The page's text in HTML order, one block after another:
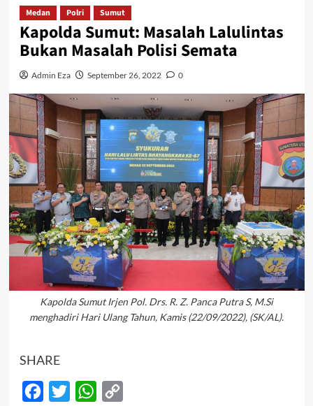
Medan Polri Sumut
Kapolda Sumut: Masalah Lalulintas
Bukan Masalah Polisi Semata
Admin Eza September 26, 2022 0
Kapolda Sumut Irjen Pol. Drs. R. Z. Panca Putra S, M.Si
menghadiri Hari Ulang Tahun, Kamis (22/09/2022), (SK/AL).
SHARE
Facebook
Twitter WhatsApp